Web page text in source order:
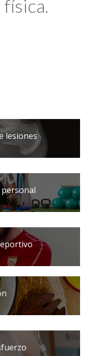
lesiones